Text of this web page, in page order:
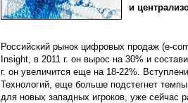
и
Российский рынок цифровых продаж (e-
Insight, в 2011 г. он вырос на 30% и
г. он увеличится еще на 18-22%.
Технологий, еще больше подстегнет
для новых западных игроков, уже сейчас